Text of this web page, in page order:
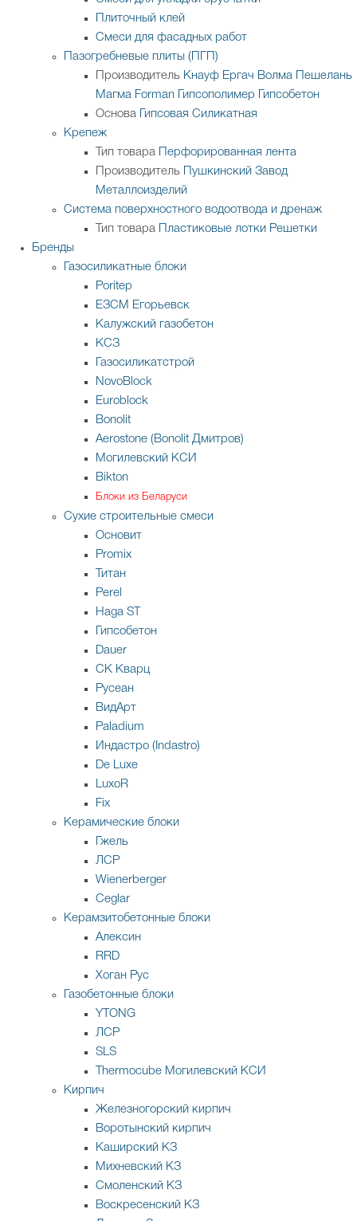
Плиточный клей
Смеси для фасадных работ
Пазогребневые плиты (ПГП)
Производитель Кнауф Ергач Волма
Пешелань
Магма Forman Гипсополимер
Гипсобетон
Основа
Гипсовая Силикатная
Крепеж
Тип товара
Перфорированная лента
Производитель
Пушкинский Завод
Металлоизделий
Система поверхностного водоотвода и дренаж
Тип товара
Пластиковые лотки Решетки
Бренды
Газосиликатные блоки
Poritep
ЕЗСМ Егорьевск
Калужский газобетон
КСЗ
Газосиликатстрой
NovoBlock
Euroblock
Bonolit
Aerostone (Bonolit Дмитров)
Могилевский КСИ
Bikton
Блоки из Беларуси
Сухие строительные смеси
Основит
Promix
Титан
Perel
Haga ST
Гипсобетон
Dauer
СК Кварц
Русеан
ВидАрт
Paladium
Индастро (Indastro)
De Luxe
LuxoR
Fix
Керамические блоки
Гжель
ЛСР
Wienerberger
Ceglar
Керамзитобетонные блоки
Алексин
RRD
Хоган Рус
Газобетонные блоки
YTONG
ЛСР
SLS
Thermocube Могилевский КСИ
Кирпич
Железногорский кирпич
Воротынский кирпич
Каширский КЗ
Михневский КЗ
Смоленский КЗ
Воскресенский КЗ